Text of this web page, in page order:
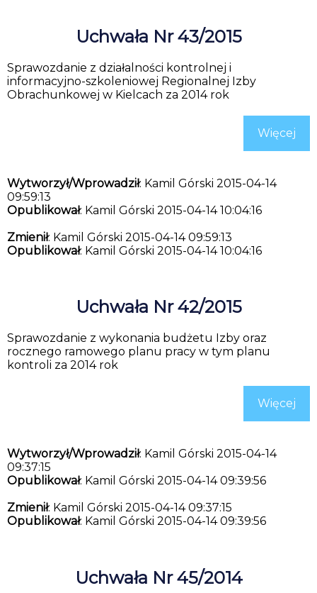
Uchwała Nr 43/2015
Sprawozdanie z działalności kontrolnej i
informacyjno-szkoleniowej Regionalnej Izby
Obrachunkowej w Kielcach za 2014 rok
Więcej
Wytworzył/Wprowadził: Kamil Górski 2015-04-14
09:59:13
Opublikował: Kamil Górski 2015-04-14 10:04:16
Zmienił: Kamil Górski 2015-04-14 09:59:13
Opublikował: Kamil Górski 2015-04-14 10:04:16
Uchwała Nr 42/2015
Sprawozdanie z wykonania budżetu Izby oraz
rocznego ramowego planu pracy w tym planu
kontroli za 2014 rok
Więcej
Wytworzył/Wprowadził: Kamil Górski 2015-04-14
09:37:15
Opublikował: Kamil Górski 2015-04-14 09:39:56
Zmienił: Kamil Górski 2015-04-14 09:37:15
Opublikował: Kamil Górski 2015-04-14 09:39:56
Uchwała Nr 45/2014